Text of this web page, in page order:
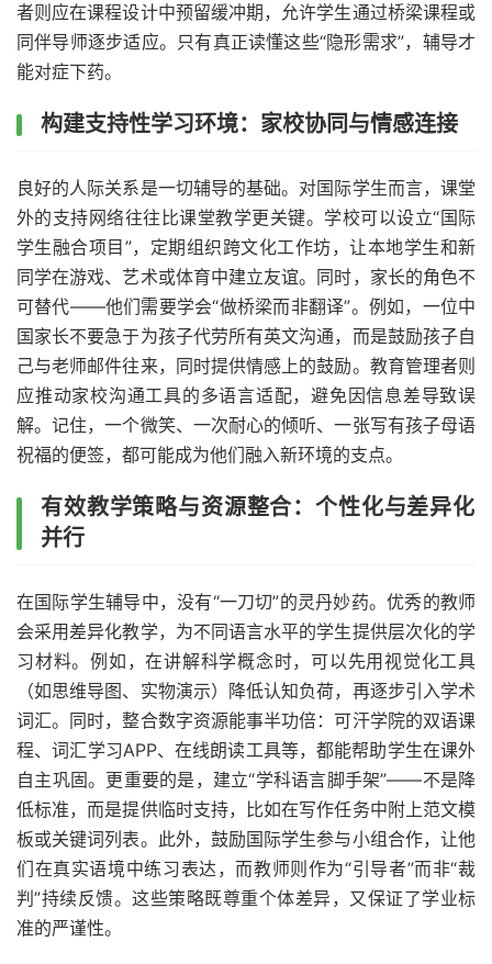
者则应在课程设计中预留缓冲期，允许学生通过桥梁课程或
同伴导师逐步适应。只有真正读懂这些“隐形需求”，辅导才
能对症下药。
构建支持性学习环境：家校协同与情感连接
良好的人际关系是一切辅导的基础。对国际学生而言，课堂
外的支持网络往往比课堂教学更关键。学校可以设立“国际
学生融合项目”，定期组织跨文化工作坊，让本地学生和新
同学在游戏、艺术或体育中建立友谊。同时，家长的角色不
可替代——他们需要学会“做桥梁而非翻译”。例如，一位中
国家长不要急于为孩子代劳所有英文沟通，而是鼓励孩子自
己与老师邮件往来，同时提供情感上的鼓励。教育管理者则
应推动家校沟通工具的多语言适配，避免因信息差导致误
解。记住，一个微笑、一次耐心的倾听、一张写有孩子母语
祝福的便签，都可能成为他们融入新环境的支点。
有效教学策略与资源整合：个性化与差异化
并行
在国际学生辅导中，没有“一刀切”的灵丹妙药。优秀的教师
会采用差异化教学，为不同语言水平的学生提供层次化的学
习材料。例如，在讲解科学概念时，可以先用视觉化工具
（如思维导图、实物演示）降低认知负荷，再逐步引入学术
词汇。同时，整合数字资源能事半功倍：可汗学院的双语课
程、词汇学习APP、在线朗读工具等，都能帮助学生在课外
自主巩固。更重要的是，建立“学科语言脚手架”——不是降
低标准，而是提供临时支持，比如在写作任务中附上范文模
板或关键词列表。此外，鼓励国际学生参与小组合作，让他
们在真实语境中练习表达，而教师则作为“引导者”而非“裁
判”持续反馈。这些策略既尊重个体差异，又保证了学业标
准的严谨性。